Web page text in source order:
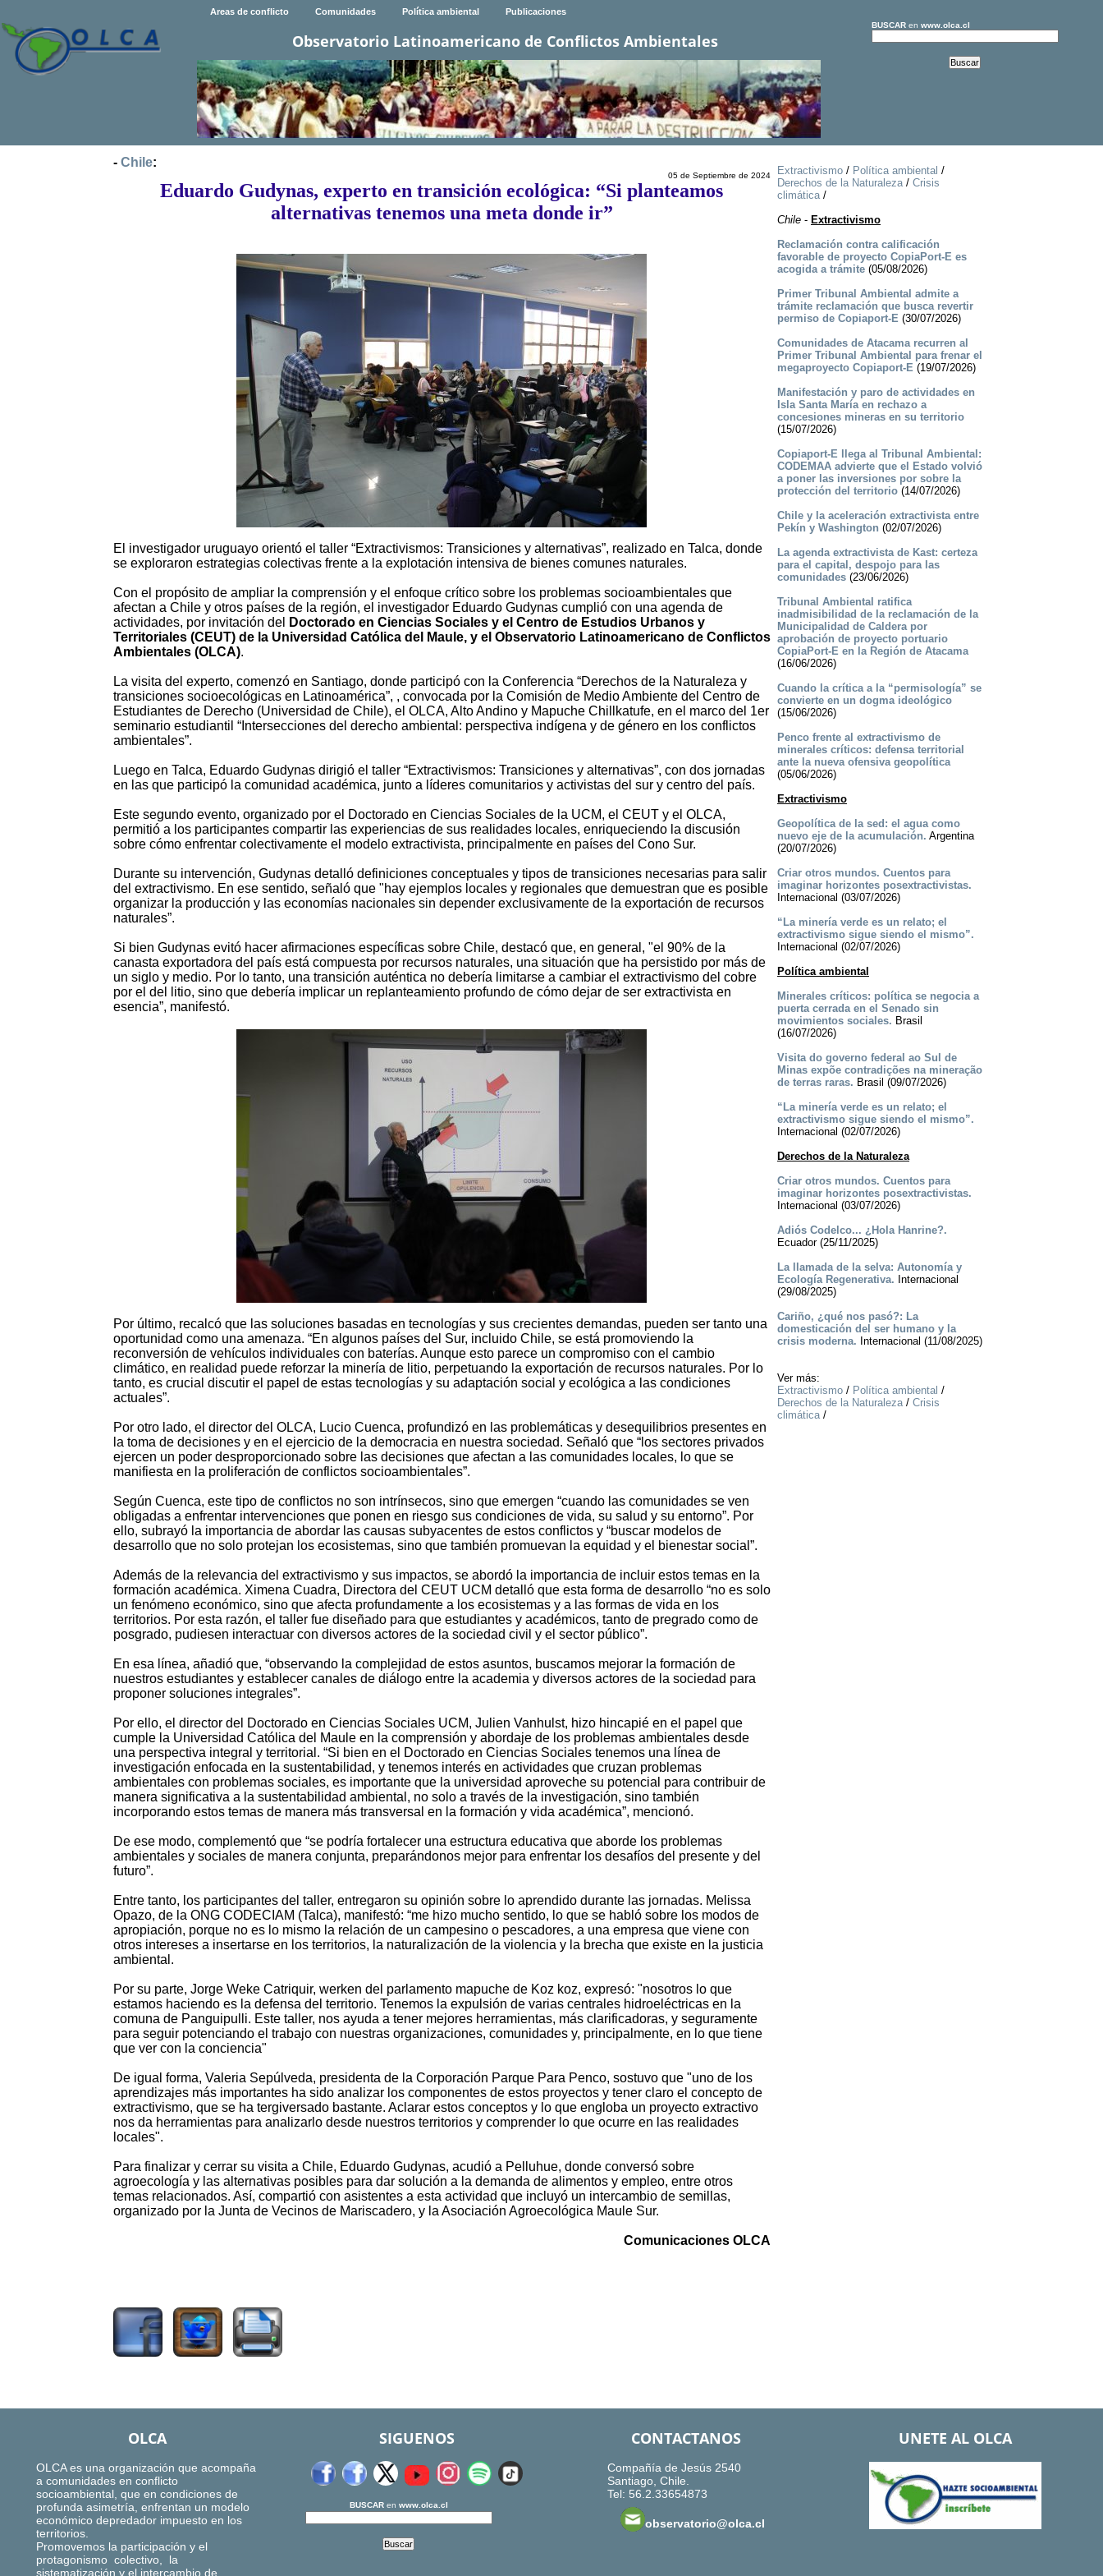
Areas de conflicto Comunidades Política ambiental Publicaciones
Observatorio Latinoamericano de Conflictos Ambientales
BUSCARen www.olca.cl
- Chile:
05 de Septiembre de 2024
Eduardo Gudynas, experto en transición ecológica: “Si planteamos
alternativas tenemos una meta donde ir”
El investigador uruguayo orientó el taller “Extractivismos: Transiciones y alternativas”, realizado en Talca, donde
se exploraron estrategias colectivas frente a la explotación intensiva de bienes comunes naturales.
Con el propósito de ampliar la comprensión y el enfoque crítico sobre los problemas socioambientales que
afectan a Chile y otros países de la región, el investigador Eduardo Gudynas cumplió con una agenda de
actividades, por invitación del
Doctorado en Ciencias Sociales y el Centro de Estudios Urbanos y
Territoriales (CEUT) de la Universidad Católica del Maule, y el Observatorio Latinoamericano de Conflictos
Ambientales (OLCA).
La visita del experto, comenzó en Santiago, donde participó con la Conferencia “Derechos de la Naturaleza y
transiciones socioecológicas en Latinoamérica”, , convocada por la Comisión de Medio Ambiente del Centro de
Estudiantes de Derecho (Universidad de Chile), el OLCA, Alto Andino y Mapuche Chillkatufe, en el marco del 1er
seminario estudiantil “Intersecciones del derecho ambiental: perspectiva indígena y de género en los conflictos
ambientales”.
Luego en Talca, Eduardo Gudynas dirigió el taller “Extractivismos: Transiciones y alternativas”, con dos jornadas
en las que participó la comunidad académica, junto a líderes comunitarios y activistas del sur y centro del país.
Este segundo evento, organizado por el Doctorado en Ciencias Sociales de la UCM, el CEUT y el OLCA,
permitió a los participantes compartir las experiencias de sus realidades locales, enriqueciendo la discusión
sobre cómo enfrentar colectivamente el modelo extractivista, principalmente en países del Cono Sur.
Durante su intervención, Gudynas detalló definiciones conceptuales y tipos de transiciones necesarias para salir
del extractivismo. En ese sentido, señaló que "hay ejemplos locales y regionales que demuestran que es posible
organizar la producción y las economías nacionales sin depender exclusivamente de la exportación de recursos
naturales”.
Si bien Gudynas evitó hacer afirmaciones específicas sobre Chile, destacó que, en general, "el 90% de la
canasta exportadora del país está compuesta por recursos naturales, una situación que ha persistido por más de
un siglo y medio. Por lo tanto, una transición auténtica no debería limitarse a cambiar el extractivismo del cobre
por el del litio, sino que debería implicar un replanteamiento profundo de cómo dejar de ser extractivista en
esencia”, manifestó.
Por último, recalcó que las soluciones basadas en tecnologías y sus crecientes demandas, pueden ser tanto una
oportunidad como una amenaza. “En algunos países del Sur, incluido Chile, se está promoviendo la
reconversión de vehículos individuales con baterías. Aunque esto parece un compromiso con el cambio
climático, en realidad puede reforzar la minería de litio, perpetuando la exportación de recursos naturales. Por lo
tanto, es crucial discutir el papel de estas tecnologías y su adaptación social y ecológica a las condiciones
actuales”.
Por otro lado, el director del OLCA, Lucio Cuenca, profundizó en las problemáticas y desequilibrios presentes en
la toma de decisiones y en el ejercicio de la democracia en nuestra sociedad. Señaló que “los sectores privados
ejercen un poder desproporcionado sobre las decisiones que afectan a las comunidades locales, lo que se
manifiesta en la proliferación de conflictos socioambientales”.
Según Cuenca, este tipo de conflictos no son intrínsecos, sino que emergen “cuando las comunidades se ven
obligadas a enfrentar intervenciones que ponen en riesgo sus condiciones de vida, su salud y su entorno”. Por
ello, subrayó la importancia de abordar las causas subyacentes de estos conflictos y “buscar modelos de
desarrollo que no solo protejan los ecosistemas, sino que también promuevan la equidad y el bienestar social”.
Además de la relevancia del extractivismo y sus impactos, se abordó la importancia de incluir estos temas en la
formación académica. Ximena Cuadra, Directora del CEUT UCM detalló que esta forma de desarrollo “no es solo
un fenómeno económico, sino que afecta profundamente a los ecosistemas y a las formas de vida en los
territorios. Por esta razón, el taller fue diseñado para que estudiantes y académicos, tanto de pregrado como de
posgrado, pudiesen interactuar con diversos actores de la sociedad civil y el sector público”.
En esa línea, añadió que, “observando la complejidad de estos asuntos, buscamos mejorar la formación de
nuestros estudiantes y establecer canales de diálogo entre la academia y diversos actores de la sociedad para
proponer soluciones integrales”.
Por ello, el director del Doctorado en Ciencias Sociales UCM, Julien Vanhulst, hizo hincapié en el papel que
cumple la Universidad Católica del Maule en la comprensión y abordaje de los problemas ambientales desde
una perspectiva integral y territorial. “Si bien en el Doctorado en Ciencias Sociales tenemos una línea de
investigación enfocada en la sustentabilidad, y tenemos interés en actividades que cruzan problemas
ambientales con problemas sociales, es importante que la universidad aproveche su potencial para contribuir de
manera significativa a la sustentabilidad ambiental, no solo a través de la investigación, sino también
incorporando estos temas de manera más transversal en la formación y vida académica”, mencionó.
De ese modo, complementó que “se podría fortalecer una estructura educativa que aborde los problemas
ambientales y sociales de manera conjunta, preparándonos mejor para enfrentar los desafíos del presente y del
futuro”.
Entre tanto, los participantes del taller, entregaron su opinión sobre lo aprendido durante las jornadas. Melissa
Opazo, de la ONG CODECIAM (Talca), manifestó: “me hizo mucho sentido, lo que se habló sobre los modos de
apropiación, porque no es lo mismo la relación de un campesino o pescadores, a una empresa que viene con
otros intereses a insertarse en los territorios, la naturalización de la violencia y la brecha que existe en la justicia
ambiental.
Por su parte, Jorge Weke Catriquir, werken del parlamento mapuche de Koz koz, expresó: "nosotros lo que
estamos haciendo es la defensa del territorio. Tenemos la expulsión de varias centrales hidroeléctricas en la
comuna de Panguipulli. Este taller, nos ayuda a tener mejores herramientas, más clarificadoras, y seguramente
para seguir potenciando el trabajo con nuestras organizaciones, comunidades y, principalmente, en lo que tiene
que ver con la conciencia"
De igual forma, Valeria Sepúlveda, presidenta de la Corporación Parque Para Penco, sostuvo que "uno de los
aprendizajes más importantes ha sido analizar los componentes de estos proyectos y tener claro el concepto de
extractivismo, que se ha tergiversado bastante. Aclarar estos conceptos y lo que engloba un proyecto extractivo
nos da herramientas para analizarlo desde nuestros territorios y comprender lo que ocurre en las realidades
locales".
Para finalizar y cerrar su visita a Chile, Eduardo Gudynas, acudió a Pelluhue, donde conversó sobre
agroecología y las alternativas posibles para dar solución a la demanda de alimentos y empleo, entre otros
temas relacionados. Así, compartió con asistentes a esta actividad que incluyó un intercambio de semillas,
organizado por la Junta de Vecinos de Mariscadero, y la Asociación Agroecológica Maule Sur.
Comunicaciones OLCA
Extractivismo/ Política ambiental /
Derechos de la Naturaleza/ Crisis
climática/
Chile- Extractivismo
Reclamación contra calificación
favorable de proyecto CopiaPort-E es
acogida a trámite(05/08/2026)
Primer Tribunal Ambiental admite a
trámite reclamación que busca revertir
permiso de Copiaport-E (30/07/2026)
Comunidades de Atacama recurren al
Primer Tribunal Ambiental para frenar el
megaproyecto Copiaport-E (19/07/2026)
Manifestación y paro de actividades en
Isla Santa María en rechazo a
concesiones mineras en su territorio
(15/07/2026)
Copiaport-E llega al Tribunal Ambiental:
CODEMAA advierte que el Estado volvió
a poner las inversiones por sobre la
protección del territorio(14/07/2026)
Chile y la aceleración extractivista entre
Pekín y Washington (02/07/2026)
La agenda extractivista de Kast: certeza
para el capital, despojo para las
comunidades(23/06/2026)
Tribunal Ambiental ratifica
inadmisibilidad de la reclamación de la
Municipalidad de Caldera por
aprobación de proyecto portuario
CopiaPort-E en la Región de Atacama
(16/06/2026)
Cuando la crítica a la “permisología” se
convierte en un dogma ideológico
(15/06/2026)
Penco frente al extractivismo de
minerales críticos: defensa territorial
ante la nueva ofensiva geopolítica
(05/06/2026)
Extractivismo
Geopolítica de la sed: el agua como
nuevo eje de la acumulación. Argentina
(20/07/2026)
Criar otros mundos. Cuentos para
imaginar horizontes posextractivistas.
Internacional (03/07/2026)
“La minería verde es un relato; el
extractivismo sigue siendo el mismo”.
Internacional (02/07/2026)
Política ambiental
Minerales críticos: política se negocia a
puerta cerrada en el Senado sin
movimientos sociales. Brasil
(16/07/2026)
Visita do governo federal ao Sul de
Minas expõe contradições na mineração
de terras raras. Brasil (09/07/2026)
“La minería verde es un relato; el
extractivismo sigue siendo el mismo”.
Internacional (02/07/2026)
Derechos de la Naturaleza
Criar otros mundos. Cuentos para
imaginar horizontes posextractivistas.
Internacional (03/07/2026)
­Adiós Codelco... ¿Hola Hanrine?.
Ecuador (25/11/2025)
La llamada de la selva: Autonomía y
Ecología Regenerativa. Internacional
(29/08/2025)
Cariño, ¿qué nos pasó?: La
domesticación del ser humano y la
crisis moderna. Internacional (11/08/2025)
Ver más:
Extractivismo/ Política ambiental /
Derechos de la Naturaleza/ Crisis
climática/
OLCA
OLCA es una organización que acompaña
a comunidades en conflicto
socioambiental, que en condiciones de
profunda asimetría, enfrentan un modelo
económico depredador impuesto en los
territorios.
Promovemos la participación y el
protagonismo colectivo, la
sistematización y el intercambio de
SIGUENOS
BUSCARen www.olca.cl
CONTACTANOS
Compañía de Jesús 2540
Santiago, Chile.
Tel: 56.2.33654873
observatorio@olca.cl
UNETE AL OLCA